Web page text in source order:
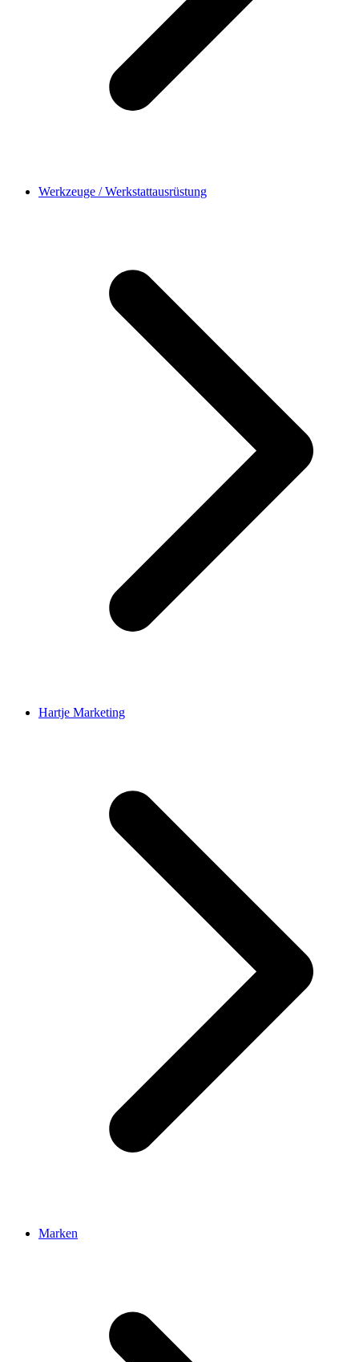
Werkzeuge / Werkstattausrüstung
Hartje Marketing
Marken